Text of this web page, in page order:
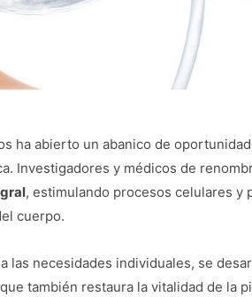
ha abierto un abanico de
Investigadores y médicos de
, estimulando procesos celulares y
cuerpo.
las necesidades individuales, se
también restaura la vitalidad de la